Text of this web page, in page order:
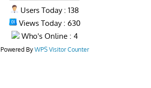
Users Today : 138
Views Today : 630
Who's Online : 4
Powered By WPS Visitor Counter